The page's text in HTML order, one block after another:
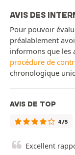
AVIS DES
Pour pouvoir
préalablement
informons que les
procédure de
chronologique
AVIS DE TOP
4/5
Excellent